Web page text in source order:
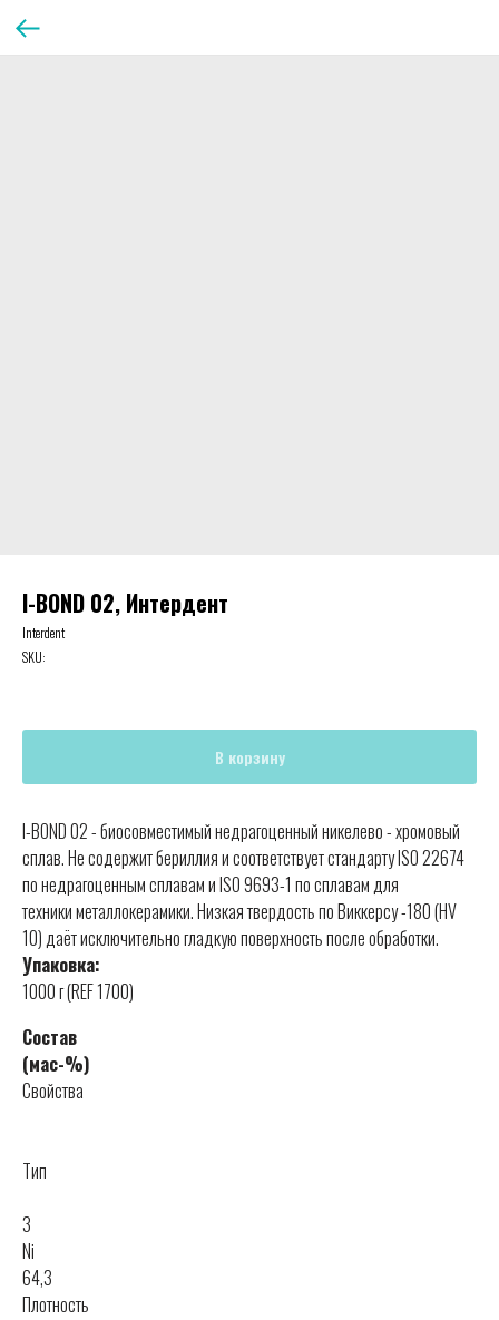
I-BOND 02, Интердент
Interdent
SKU:
В корзину
I-BOND 02 - биосовместимый недрагоценный никелево - хромовый
сплав. Не содержит бериллия и соответствует стандарту ISO 22674
по недрагоценным сплавам и ISO 9693-1 по сплавам для
техники металлокерамики. Низкая твердость по Виккерсу -180 (HV
10) даёт исключительно гладкую поверхность после обработки.
Упаковка:
1000 г (REF 1700)
Состав
(мас-%)
Свойства
Тип
3
Ni
64,3
Плотность